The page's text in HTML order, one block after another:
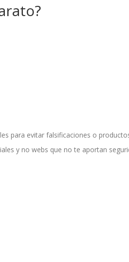
para evitar falsificaciones o
y no webs que no te aportan